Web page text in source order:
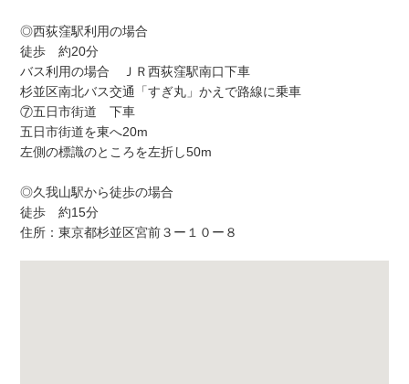
◎西荻窪駅利用の場合
徒歩 約20分
バス利用の場合 ＪＲ西荻窪駅南口下車
杉並区南北バス交通「すぎ丸」かえで路線に乗車
⑦五日市街道 下車
五日市街道を東へ20m
左側の標識のところを左折し50m
◎久我山駅から徒歩の場合
徒歩 約15分
住所：東京都杉並区宮前３ー１０ー８